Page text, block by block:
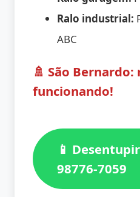
Ralo industrial:
ABC
🚿 São Bernardo:
funcionando!
📱
98776-7059